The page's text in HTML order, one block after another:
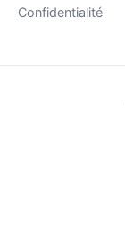
Confidentialité